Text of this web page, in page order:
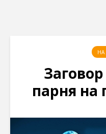
парня на